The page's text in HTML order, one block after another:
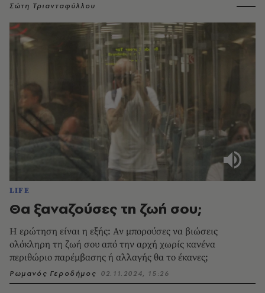
Σώτη Τριανταφύλλου
LIFE
Θα ξαναζούσες τη ζωή σου;
Η ερώτηση είναι η εξής: Αν μπορούσες να βιώσεις
ολόκληρη τη ζωή σου από την αρχή χωρίς κανένα
περιθώριο παρέμβασης ή αλλαγής θα το έκανες;
Ρωμανός Γεροδήμος 02.11.2024, 15:26